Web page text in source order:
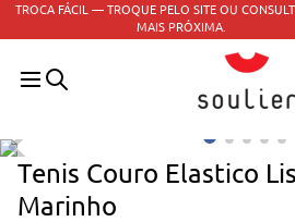
TROCA FÁCIL — TROQUE PELO SITE OU
MAIS PRÓXIMA.
Tenis Couro Elastico
Marinho